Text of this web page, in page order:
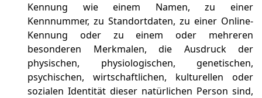
Kennung wie einem Namen, zu einer
Kennnummer, zu Standortdaten, zu einer Online-
Kennung oder zu einem oder mehreren
besonderen Merkmalen, die Ausdruck der
physischen, physiologischen, genetischen,
psychischen, wirtschaftlichen, kulturellen oder
sozialen Identität dieser natürlichen Person sind,